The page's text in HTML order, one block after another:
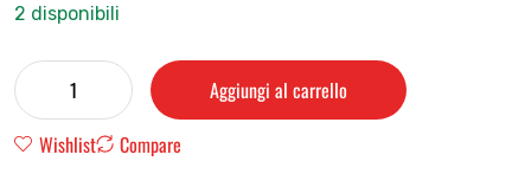
2 disponibili
Aggiungi al carrello
Wishlist
Compare